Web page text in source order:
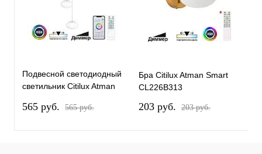
Подвесной светодиодный
светильник Citilux Atman
565 pуб. 565 pуб.
Бра Citilux Atman Smart
CL226B313
203 pуб. 203 pуб.